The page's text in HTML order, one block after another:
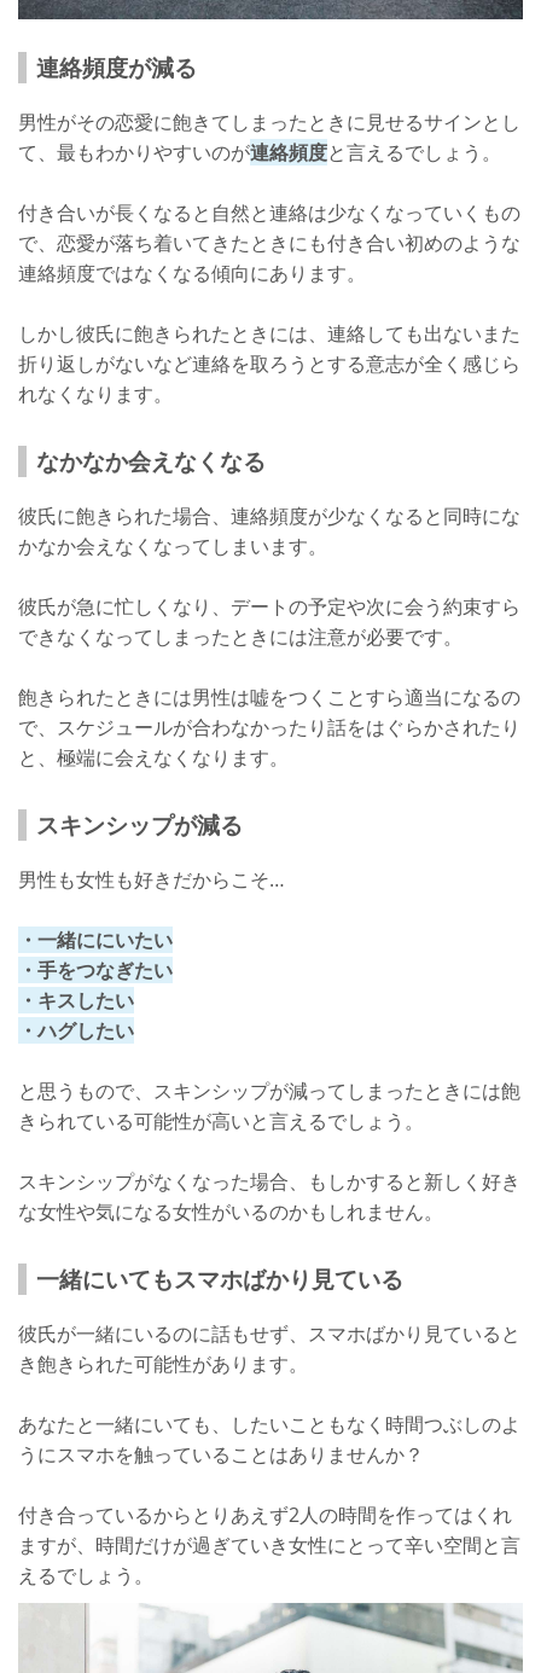
連絡頻度が減る
男性がその恋愛に飽きてしまったときに見せるサインとし
て、最もわかりやすいのが連絡頻度と言えるでしょう。
付き合いが長くなると自然と連絡は少なくなっていくもの
で、恋愛が落ち着いてきたときにも付き合い初めのような
連絡頻度ではなくなる傾向にあります。
しかし彼氏に飽きられたときには、連絡しても出ないまた
折り返しがないなど連絡を取ろうとする意志が全く感じら
れなくなります。
なかなか会えなくなる
彼氏に飽きられた場合、連絡頻度が少なくなると同時にな
かなか会えなくなってしまいます。
彼氏が急に忙しくなり、デートの予定や次に会う約束すら
できなくなってしまったときには注意が必要です。
飽きられたときには男性は嘘をつくことすら適当になるの
で、スケジュールが合わなかったり話をはぐらかされたり
と、極端に会えなくなります。
スキンシップが減る
男性も女性も好きだからこそ…
・一緒ににいたい
・手をつなぎたい
・キスしたい
・ハグしたい
と思うもので、スキンシップが減ってしまったときには飽
きられている可能性が高いと言えるでしょう。
スキンシップがなくなった場合、もしかすると新しく好き
な女性や気になる女性がいるのかもしれません。
一緒にいてもスマホばかり見ている
彼氏が一緒にいるのに話もせず、スマホばかり見ていると
き飽きられた可能性があります。
あなたと一緒にいても、したいこともなく時間つぶしのよ
うにスマホを触っていることはありませんか？
付き合っているからとりあえず2人の時間を作ってはくれ
ますが、時間だけが過ぎていき女性にとって辛い空間と言
えるでしょう。